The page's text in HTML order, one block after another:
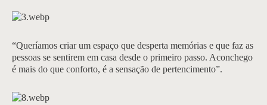
“Queríamos criar um espaço que desperta memórias e que faz as
pessoas se sentirem em casa desde o primeiro passo. Aconchego
é mais do que conforto, é a sensação de pertencimento”.